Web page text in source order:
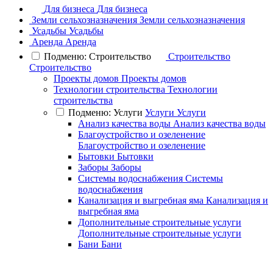
Для бизнеса Для бизнеса
Земли сельхозназначения Земли сельхозназначения
Усадьбы Усадьбы
Аренда Аренда
Подменю: Строительство
Строительство
Строительство
Проекты домов Проекты домов
Технологии строительства Технологии
строительства
Подменю: Услуги Услуги Услуги
Анализ качества воды Анализ качества воды
Благоустройство и озеленение
Благоустройство и озеленение
Бытовки Бытовки
Заборы Заборы
Системы водоснабжения Системы
водоснабжения
Канализация и выгребная яма Канализация и
выгребная яма
Дополнительные строительные услуги
Дополнительные строительные услуги
Бани Бани